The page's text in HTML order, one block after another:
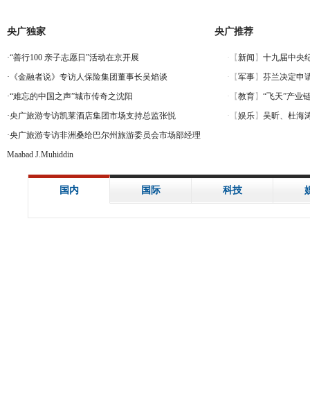
央广独家
·“善行100 亲子志愿日”活动在京开展
· 《金融者说》专访人保险集团董事长吴焰谈
·“难忘的中国之声”城市传奇之沈阳
·央广旅游专访凯莱酒店集团市场支持总监张悦
·央广旅游专访非洲桑给巴尔州旅游委员会市场部经理
Maabad J.Muhiddin
央广推荐